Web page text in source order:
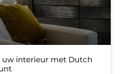
uw interieur met Dutch